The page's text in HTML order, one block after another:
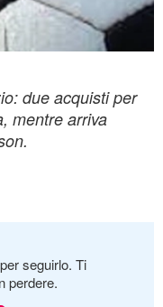
due acquisti per
mentre arriva
seguirlo. Ti
perdere.